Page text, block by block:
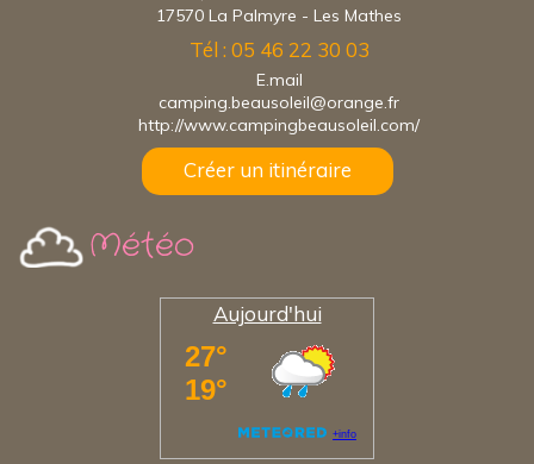
17570 La Palmyre - Les Mathes
Tél : 05 46 22 30 03
E.mail
camping.beausoleil@orange.fr
http://www.campingbeausoleil.com/
Créer un itinéraire
Météo
Aujourd'hui